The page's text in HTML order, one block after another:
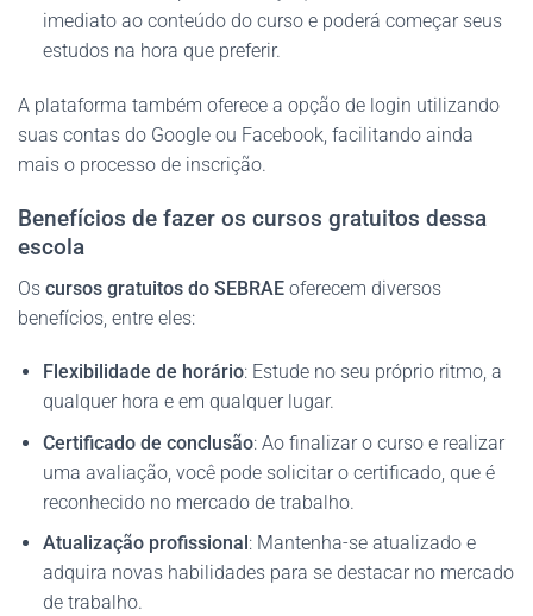
imediato ao conteúdo do curso e poderá começar seus
estudos na hora que preferir.
A plataforma também oferece a opção de login utilizando
suas contas do Google ou Facebook, facilitando ainda
mais o processo de inscrição.
Benefícios de fazer os cursos gratuitos dessa
escola
Os cursos gratuitos do SEBRAE oferecem diversos
benefícios, entre eles:
Flexibilidade de horário: Estude no seu próprio ritmo, a
qualquer hora e em qualquer lugar.
Certificado de conclusão: Ao finalizar o curso e realizar
uma avaliação, você pode solicitar o certificado, que é
reconhecido no mercado de trabalho.
Atualização profissional : Mantenha-se atualizado e
adquira novas habilidades para se destacar no mercado
de trabalho.